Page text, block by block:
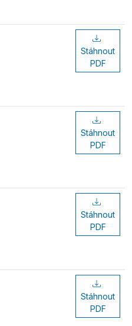
Stáhnout
PDF
Stáhnout
PDF
Stáhnout
PDF
Stáhnout
PDF